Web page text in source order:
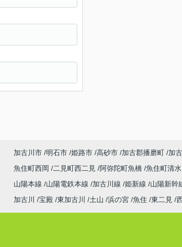
加古川市 明石市 姫路市 高砂市 加古郡播磨町 加
魚住町西岡 二見町西二見 阿弥陀町魚橋 魚住町清水
山陽本線 山陽電鉄本線 加古川線 姫新線 山陽新幹
加古川 宝殿 東加古川 土山 浜の宮 魚住 東二見